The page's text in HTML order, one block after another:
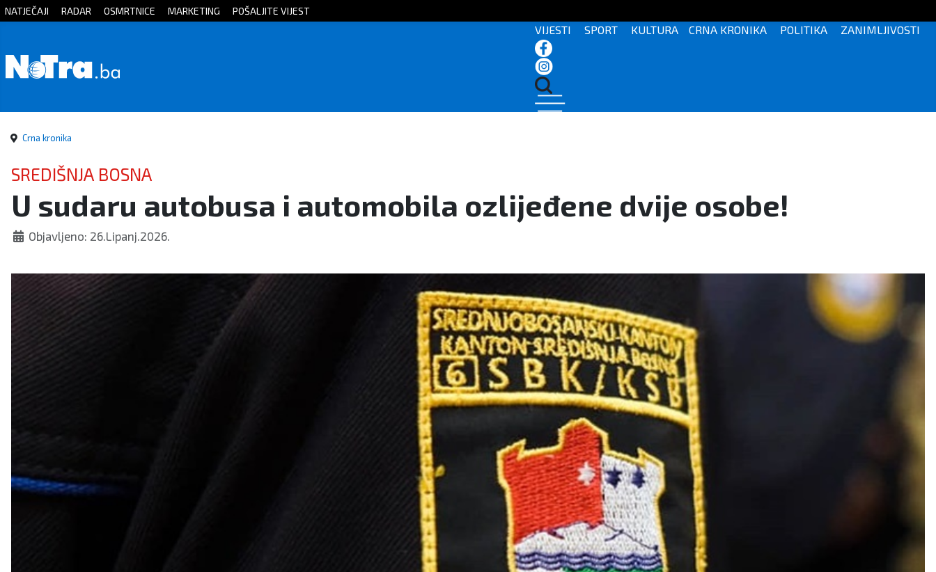
Početna
Sport
Kultura
Crna
kronika
Politika
Zanimljivosti
NATJEČAJI RADAR OSMRTNICE MARKETING POŠALJITE VIJEST
VIJESTI SPORT KULTURA CRNA KRONIKA POLITIKA ZANIMLJIVOSTI
Crna kronika
SREDIŠNJA BOSNA
U sudaru autobusa i automobila ozlijeđene dvije osobe!
Objavljeno: 26.Lipanj.2026.